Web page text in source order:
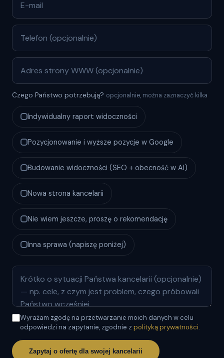
Czego Państwo potrzebują? opcjonalnie, można zaznaczyć kilka
Indywidualny raport widoczności
Pozycjonowanie i wyższe pozycje w Google
Budowanie widoczności (SEO + obecność w AI)
Nowa strona kancelarii
Nie wiem jeszcze, proszę o rekomendację
Inna sprawa (napiszę poniżej)
Wyrażam zgodę na przetwarzanie moich danych w celu
odpowiedzi na zapytanie, zgodnie z polityką prywatności.
Zapytaj o ofertę dla swojej kancelarii